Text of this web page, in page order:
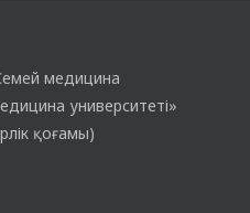
медицина
университеті»
қоғамы)